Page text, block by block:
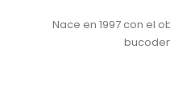
Nace en 1997 con el